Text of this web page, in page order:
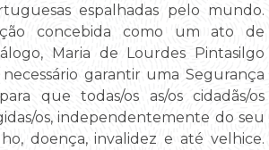
espalhadas pelo mundo.
concebida como um ato de
Maria de Lourdes Pintasilgo
garantir uma Segurança
que todas/os as/os cidadãs/os
os, independentemente do seu
doença, invalidez e até velhice.